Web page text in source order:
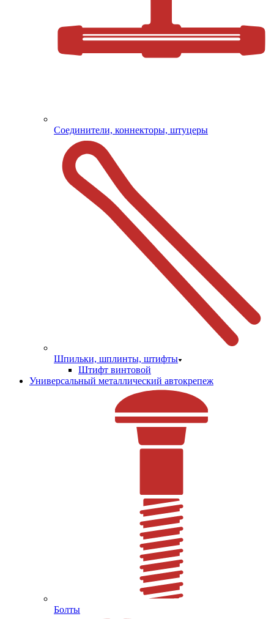
Соединители, коннекторы, штуцеры
Шпильки, шплинты, штифты
Штифт винтовой
Универсальный металлический автокрепеж
Болты